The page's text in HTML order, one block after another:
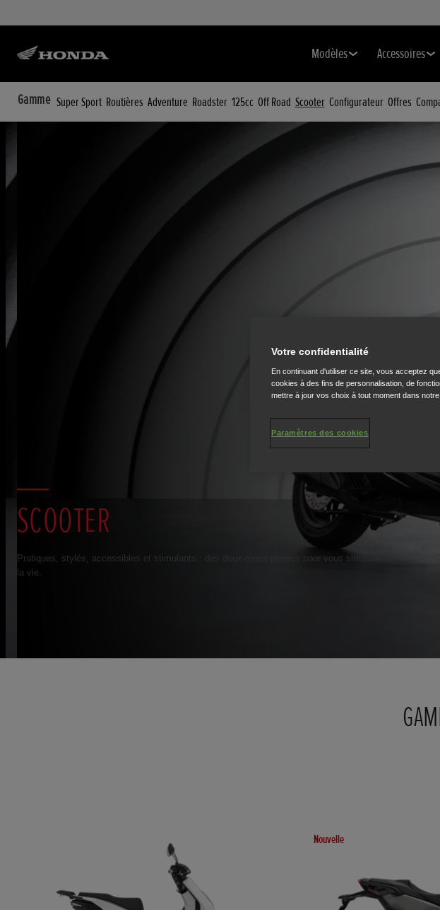
Modèles Accessoires
Gamme Super Sport Routières Adventure Roadster 125cc Off Road Scooter Configurateur Offres
SCOOTER
Pratiques, stylés, accessibles et stimulants : des deux-roues pensés pour vous simplifier
la vie.
Nouvelle
Votre confidentialité
En continuant d'utiliser ce site, vous acceptez
cookies à des fins de personnalisation, de
mettre à jour vos choix à tout moment dans
Paramètres des cookies